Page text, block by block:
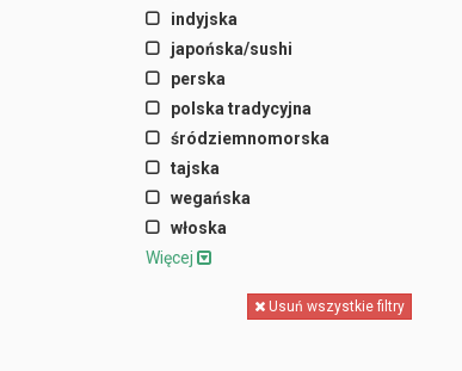
indyjska
japońska/sushi
perska
polska tradycyjna
śródziemnomorska
tajska
wegańska
włoska
Więcej
Usuń wszystkie filtry